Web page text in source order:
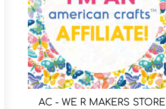
AC - WE R MAKERS STORE